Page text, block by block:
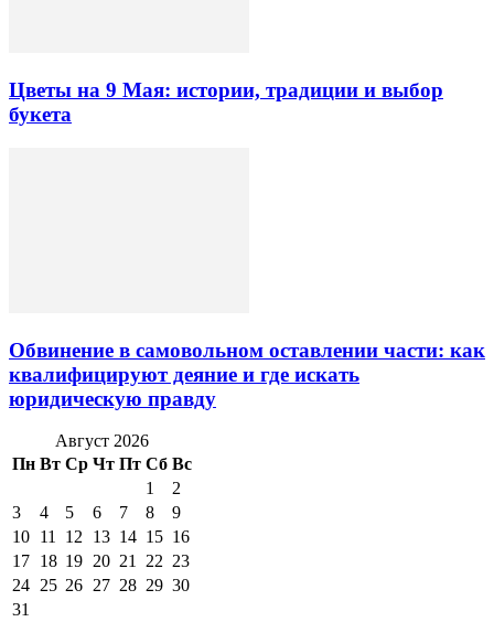
Цветы на 9 Мая: истории, традиции и выбор
букета
Обвинение в самовольном оставлении части: как
квалифицируют деяние и где искать
юридическую правду
Август 2026
Пн Вт Ср Чт Пт Сб Вс
1
2
3
4 5 6 7 8
9
10 11 12 13 14 15 16
17 18 19 20 21 22 23
24 25 26 27 28 29 30
31